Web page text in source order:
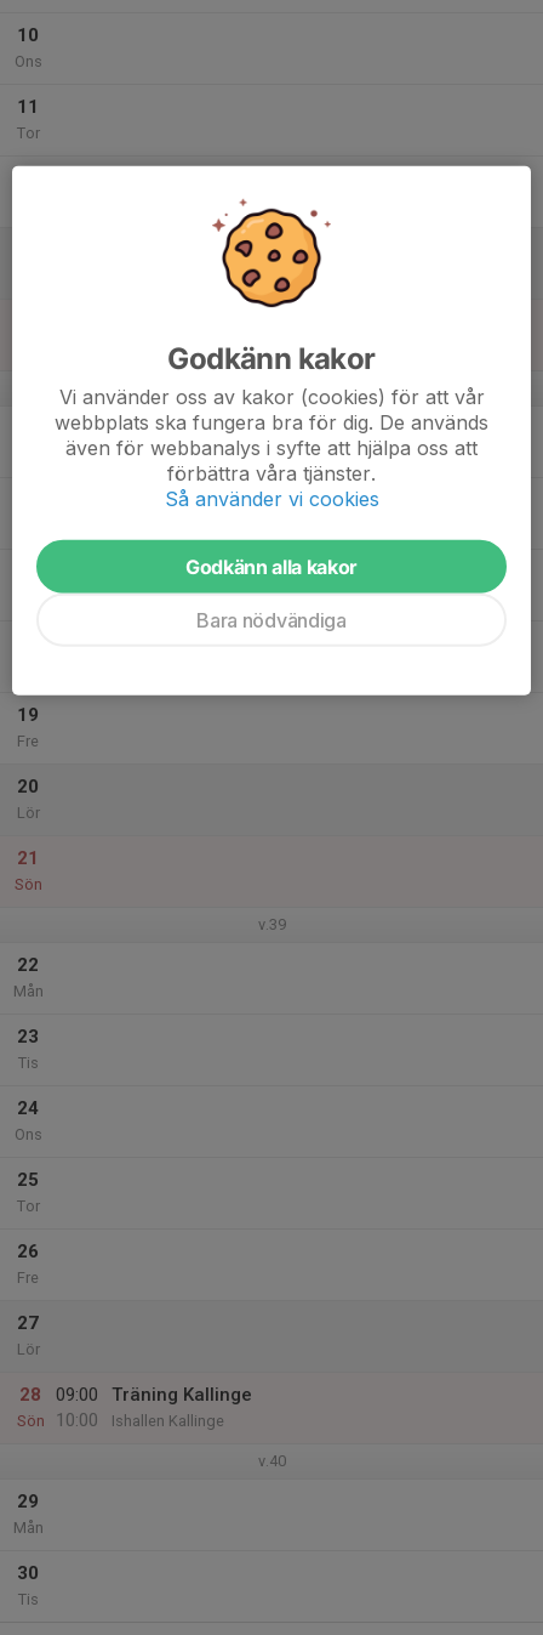
10
Ons
11
Tor
v.38
17
19
Fre
20
Lör
21
Sön
v.39
22
Mån
23
Tis
24
Ons
25
Tor
26
Fre
27
Lör
28
Sön
09:00
10:00
Träning Kallinge
Ishallen Kallinge
v.40
29
Mån
30
Tis
Godkänn kakor
Vi använder oss av kakor (cookies) för att vår
webbplats ska fungera bra för dig. De används
även för webbanalys i syfte att hjälpa oss att
förbättra våra tjänster.
Så använder vi cookies
Godkänn alla kakor
Bara nödvändiga